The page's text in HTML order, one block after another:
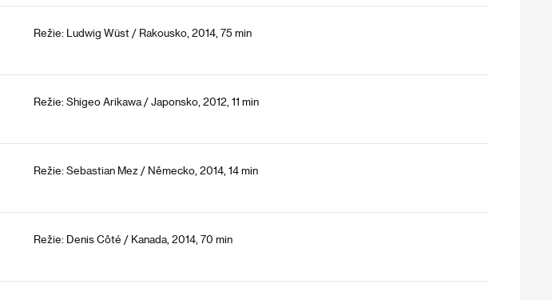
Režie: Ludwig Wüst / Rakousko, 2014, 75 min
Režie: Shigeo Arikawa / Japonsko, 2012, 11 min
Režie: Sebastian Mez / Německo, 2014, 14 min
Režie: Denis Côté / Kanada, 2014, 70 min